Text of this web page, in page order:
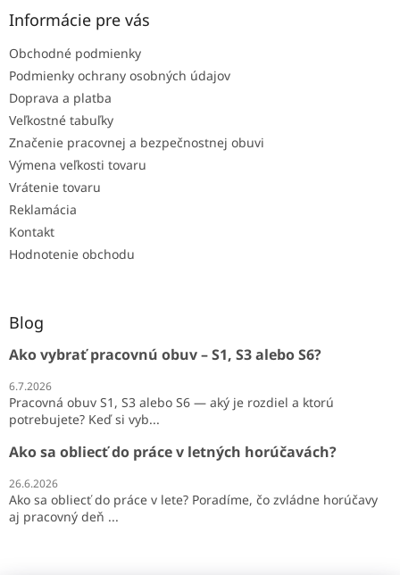
Informácie pre vás
Obchodné podmienky
Podmienky ochrany osobných údajov
Doprava a platba
Veľkostné tabuľky
Značenie pracovnej a bezpečnostnej obuvi
Výmena veľkosti tovaru
Vrátenie tovaru
Reklamácia
Kontakt
Hodnotenie obchodu
Blog
Ako vybrať pracovnú obuv – S1, S3 alebo S6?
6.7.2026
Pracovná obuv S1, S3 alebo S6 — aký je rozdiel a ktorú
potrebujete? Keď si vyb...
Ako sa obliecť do práce v letných horúčavách?
26.6.2026
Ako sa obliecť do práce v lete? Poradíme, čo zvládne horúčavy
aj pracovný deň ...